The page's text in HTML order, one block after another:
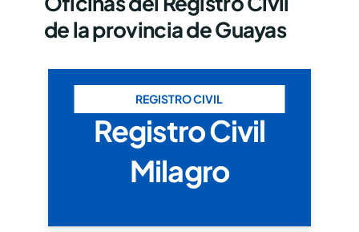
de la provincia de Guayas
REGISTRO CIVIL
Registro Civil
Milagro